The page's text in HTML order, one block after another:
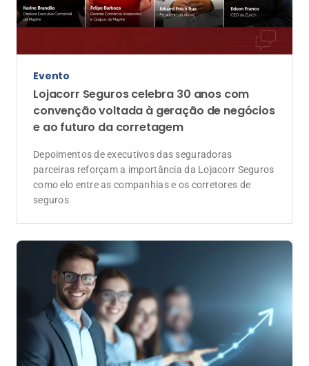
pessoas e construir um mercado mais
forte
Mais do que vender seguros, o corretor constrói
relações de confiança. E essa missão exige
colaboração, propósito, aprendizado contínuo e
capacidade de se adaptar às mudanças